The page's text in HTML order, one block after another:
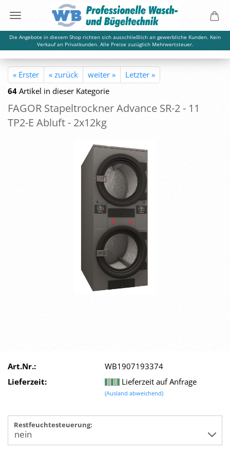
Die Angebote in diesem Shop richten sich ausschließlich an gewerbliche Kunden. Kein
Verkauf an Privatkunden. Alle Preise zuzüglich Mehrwertsteuer.
« Erster « zurück weiter »
Letzter »
64 Artikel in dieser Kategorie
FAGOR Sta­pel­trock­ner Ad­van­ce SR-2 - 11
TP2-E Ab­luft - 2x12kg
Art.Nr.:
WB1907193374
Lieferzeit:
Lieferzeit auf Anfrage
(Ausland abweichend)
Restfeuchtesteuerung: